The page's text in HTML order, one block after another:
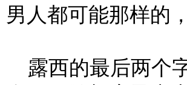
男人都可能那样的
露西的最后两个